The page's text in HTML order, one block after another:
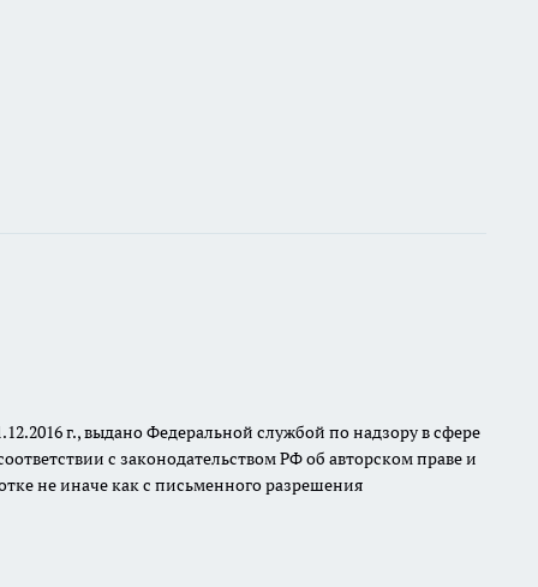
г., выдано Федеральной службой по надзору в сфере
с законодательством РФ об авторском праве и
не иначе как с письменного разрешения